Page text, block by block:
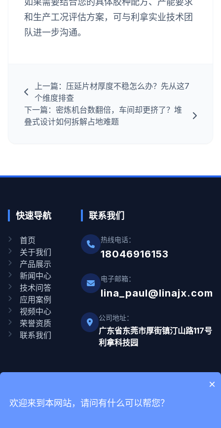
和生产工况评估方案，可与利拿实业技术团
队进一步沟通。
上一篇：压延片材厚度不稳怎么办？先从这7
个维度排查
下一篇：密炼机台数翻倍，车间却更挤了？堆
叠式设计如何拆解占地难题
快速导航
首页
关于我们
产品展示
新闻中心
技术问答
应用案例
视频中心
荣誉资质
联系我们
联系我们
热线电话：
18046916153
电子邮箱：
lina_paul@linajx.com
公司地址：
广东省东莞市厚街镇汀山路117号
利拿科技园
Copyright © 2012-2025 广东利拿实业有限公司 版权所有 网站备
案号粤ICP备08110834号-9
×
欢迎来到本网站，请问有什么可以帮您？